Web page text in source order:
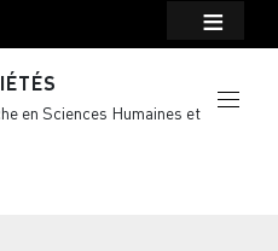
en Sciences Humaines et